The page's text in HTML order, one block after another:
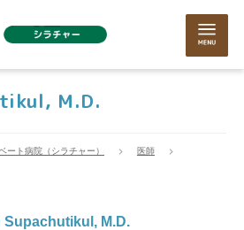
M.D.
ト病院（シラチャー）
医師
Supachutikul, M.D.